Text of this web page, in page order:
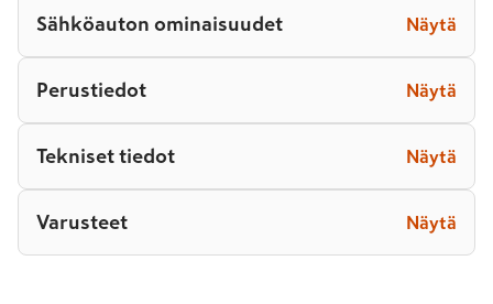
Sähköauton ominaisuudet Näytä
Perustiedot Näytä
Tekniset tiedot Näytä
Varusteet Näytä